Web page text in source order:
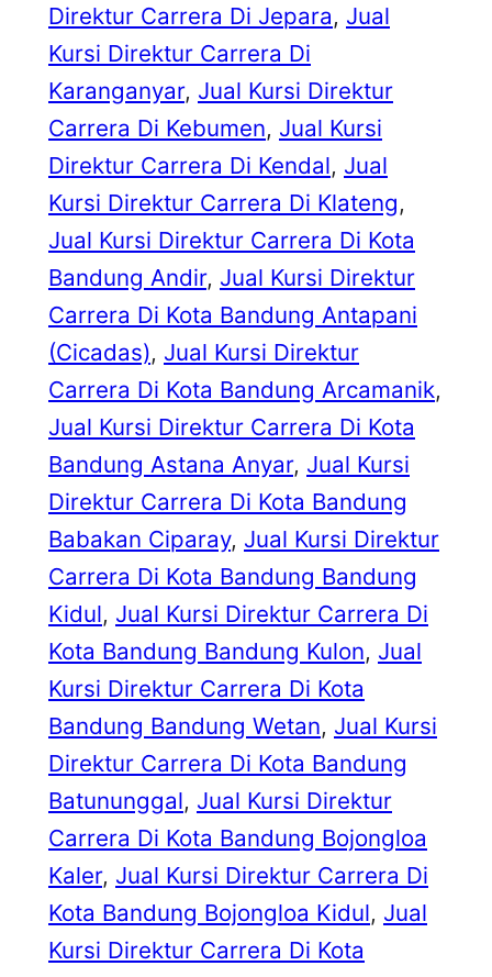
Direktur Carrera Di Jepara, Jual
Kursi Direktur Carrera Di
Karanganyar, Jual Kursi Direktur
Carrera Di Kebumen, Jual Kursi
Direktur Carrera Di Kendal, Jual
Kursi Direktur Carrera Di Klateng
Jual Kursi Direktur Carrera Di Kota
Bandung Andir, Jual Kursi Direktur
Carrera Di Kota Bandung Antapani
(Cicadas), Jual Kursi Direktur
Carrera Di Kota Bandung Arcamanik
Jual Kursi Direktur Carrera Di Kota
Bandung Astana Anyar, Jual Kursi
Direktur Carrera Di Kota Bandung
Babakan Ciparay, Jual Kursi Direktur
Carrera Di Kota Bandung Bandung
Kidul, Jual Kursi Direktur Carrera Di
Kota Bandung Bandung Kulon, Jual
Kursi Direktur Carrera Di Kota
Bandung Bandung Wetan, Jual Kursi
Direktur Carrera Di Kota Bandung
Batununggal, Jual Kursi Direktur
Carrera Di Kota Bandung Bojongloa
Kaler, Jual Kursi Direktur Carrera Di
Kota Bandung Bojongloa Kidul, Jual
Kursi Direktur Carrera Di Kota